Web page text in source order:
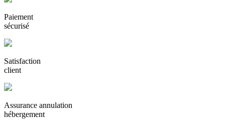
Paiement
sécurisé
Satisfaction
client
Assurance annulation
hébergement